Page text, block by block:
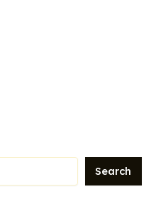
Search